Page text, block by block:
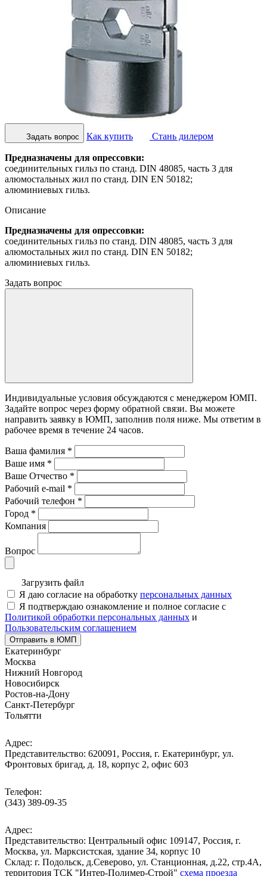
Задать вопрос Как купить Стань дилером
Предназначены для опрессовки:
соединительных гильз по станд. DIN 48085, часть 3 для
алюмостальных жил по станд. DIN EN 50182;
алюминиевых гильз.
Описание
Предназначены для опрессовки:
соединительных гильз по станд. DIN 48085, часть 3 для
алюмостальных жил по станд. DIN EN 50182;
алюминиевых гильз.
Задать вопрос
Индивидуальные условия обсуждаются с менеджером ЮМП.
Задайте вопрос через форму обратной связи. Вы можете
направить заявку в ЮМП, заполнив поля ниже. Mы ответим в
рабочее время в течение 24 часов.
Ваша фамилия *
Ваше имя *
Ваше Отчество *
Рабочий e-mail *
Рабочий телефон *
Город *
Компания
Вопрос
Загрузить файл
Я даю согласие на обработку персональных данных
Я подтверждаю ознакомление и полное согласие с
Политикой обработки персональных данных и
Пользовательским соглашением
Отправить в ЮМП
Екатеринбург
Москва
Нижний Новгород
Новосибирск
Ростов-на-Дону
Санкт-Петербург
Тольятти
Адрес:
Представительство: 620091, Россия, г. Екатеринбург, ул.
Фронтовых бригад, д. 18, корпус 2, офис 603
Телефон:
(343) 389-09-35
Адрес:
Представительство: Центральный офис 109147, Россия, г.
Москва, ул. Марксистская, здание 34, корпус 10
Cклад: г. Подольск, д.Северово, ул. Станционная, д.22, стр.4А,
территория ТСК "Интер-Полимер-Строй" схема проезда